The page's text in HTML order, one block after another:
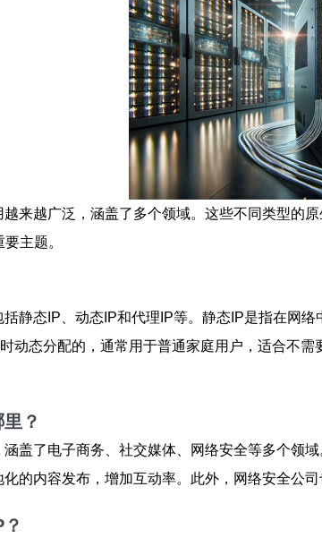
越来越广泛，涵盖了多个领域。这些不同类型的
主题。
静态IP、动态IP和代理IP等。静态IP是指在网
动态分配的，通常用于普通家庭用户，适合不
？
盖了电子商务、社交媒体、网络安全等多个领
的内容发布，增加互动率。此外，网络安全公